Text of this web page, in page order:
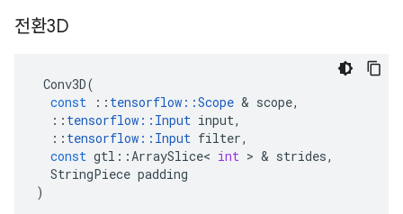
전환3D
Conv3D(
const
:: tensorflow ::Scope & scope,
:: tensorflow :: Input input,
:: tensorflow :: Input filter,
const gtl ::ArraySlice< int > & strides,
StringPiece padding
)